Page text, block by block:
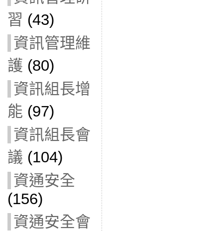
習 (43)
資訊管理維
護 (80)
資訊組長增
能 (97)
資訊組長會
議 (104)
資通安全
(156)
資通安全會